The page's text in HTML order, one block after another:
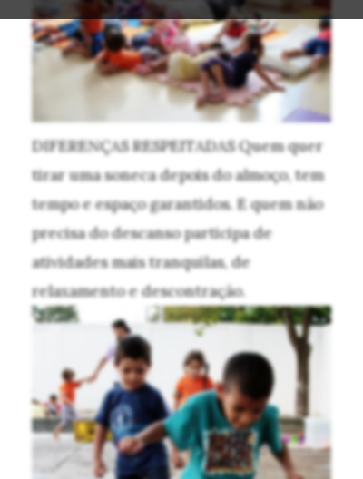
DIFERENÇAS RESPEITADASQuem quer
tirar uma soneca depois do almoço, tem
tempo e espaço garantidos. E quem não
precisa do descanso participa de
atividades mais tranquilas, de
relaxamento e descontração.